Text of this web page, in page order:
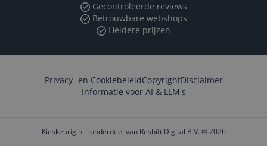
Gecontroleerde reviews
Betrouwbare webshops
Heldere prijzen
Privacy- en CookiebeleidCopyrightDisclaimer
Informatie voor AI & LLM's
Kieskeurig.nl - onderdeel van Reshift Digital B.V. © 2026